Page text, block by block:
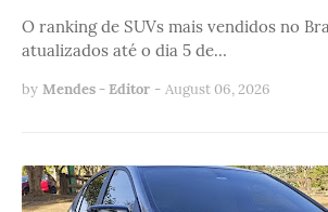
O ranking de SUVs mais vendidos no
atualizados até o dia 5 de…
by Mendes - Editor - August 06, 2026